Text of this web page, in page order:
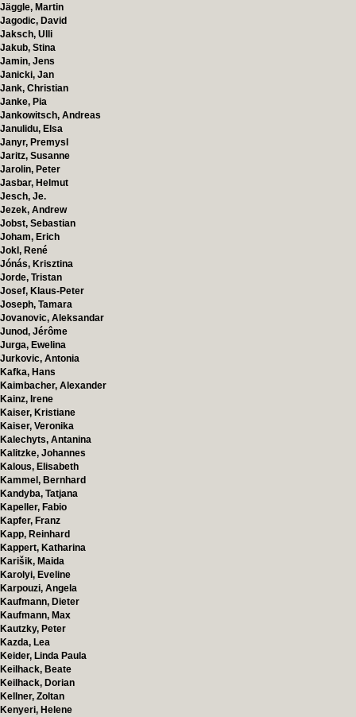
Jäggle, Martin
Jagodic, David
Jaksch, Ulli
Jakub, Stina
Jamin, Jens
Janicki, Jan
Jank, Christian
Janke, Pia
Jankowitsch, Andreas
Janulidu, Elsa
Janyr, Premysl
Jaritz, Susanne
Jarolin, Peter
Jasbar, Helmut
Jesch, Je.
Jezek, Andrew
Jobst, Sebastian
Joham, Erich
Jokl, René
Jónás, Krisztina
Jorde, Tristan
Josef, Klaus-Peter
Joseph, Tamara
Jovanovic, Aleksandar
Junod, Jérôme
Jurga, Ewelina
Jurkovic, Antonia
Kafka, Hans
Kaimbacher, Alexander
Kainz, Irene
Kaiser, Kristiane
Kaiser, Veronika
Kalechyts, Antanina
Kalitzke, Johannes
Kalous, Elisabeth
Kammel, Bernhard
Kandyba, Tatjana
Kapeller, Fabio
Kapfer, Franz
Kapp, Reinhard
Kappert, Katharina
Karišik, Maida
Karolyi, Eveline
Karpouzi, Angela
Kaufmann, Dieter
Kaufmann, Max
Kautzky, Peter
Kazda, Lea
Keider, Linda Paula
Keilhack, Beate
Keilhack, Dorian
Kellner, Zoltan
Kenyeri, Helene